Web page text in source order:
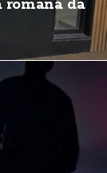
romana da